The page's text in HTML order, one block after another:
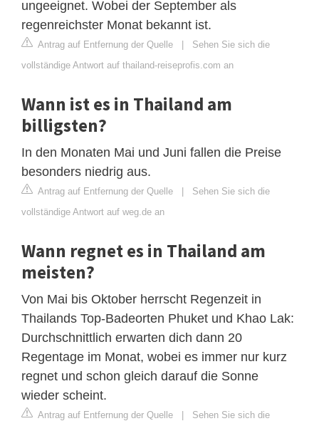
ungeeignet. Wobei der September als
regenreichster Monat bekannt ist.
Antrag auf Entfernung der Quelle | Sehen Sie sich die
vollständige Antwort auf thailand-reiseprofis.com an
Wann ist es in Thailand am
billigsten?
In den Monaten Mai und Juni fallen die Preise
besonders niedrig aus.
Antrag auf Entfernung der Quelle | Sehen Sie sich die
vollständige Antwort auf weg.de an
Wann regnet es in Thailand am
meisten?
Von Mai bis Oktober herrscht Regenzeit in
Thailands Top-Badeorten Phuket und Khao Lak:
Durchschnittlich erwarten dich dann 20
Regentage im Monat, wobei es immer nur kurz
regnet und schon gleich darauf die Sonne
wieder scheint.
Antrag auf Entfernung der Quelle | Sehen Sie sich die